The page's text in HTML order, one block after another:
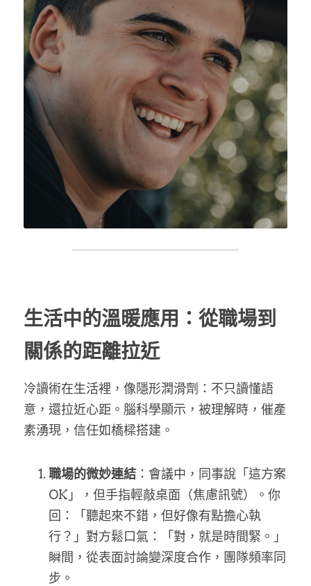
生活中的溫暖應用：從職場到
關係的距離拉近
冷讀術在生活裡，像隱形潤滑劑：不只讀懂語
意，還拉近心距。腦科學顯示，被理解時，催產
素湧現，信任如橋樑搭建。
職場的微妙連結 ：會議中，同事說「這方案
OK」，但手指輕敲桌面（焦慮訊號）。你
回：「聽起來不錯，但好像有點擔心執
行？」對方鬆口氣：「對，就是時間緊。」
瞬間，從表面討論變深度合作，團隊頻率同
步。